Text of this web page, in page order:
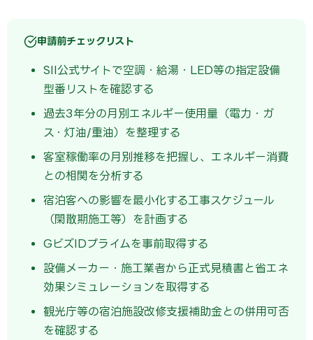
申請前チェックリスト
SII公式サイトで空調・給湯・LED等の指定設備
型番リストを確認する
過去3年分の月別エネルギー使用量（電力・ガ
ス・灯油/重油）を整理する
客室稼働率の月別推移を把握し、エネルギー消費
との相関を分析する
宿泊客への影響を最小化する工事スケジュール
（閑散期施工等）を計画する
GビズIDプライムを事前取得する
設備メーカー・施工業者から正式見積書と省エネ
効果シミュレーションを取得する
観光庁等の宿泊施設改修支援補助金との併用可否
を確認する